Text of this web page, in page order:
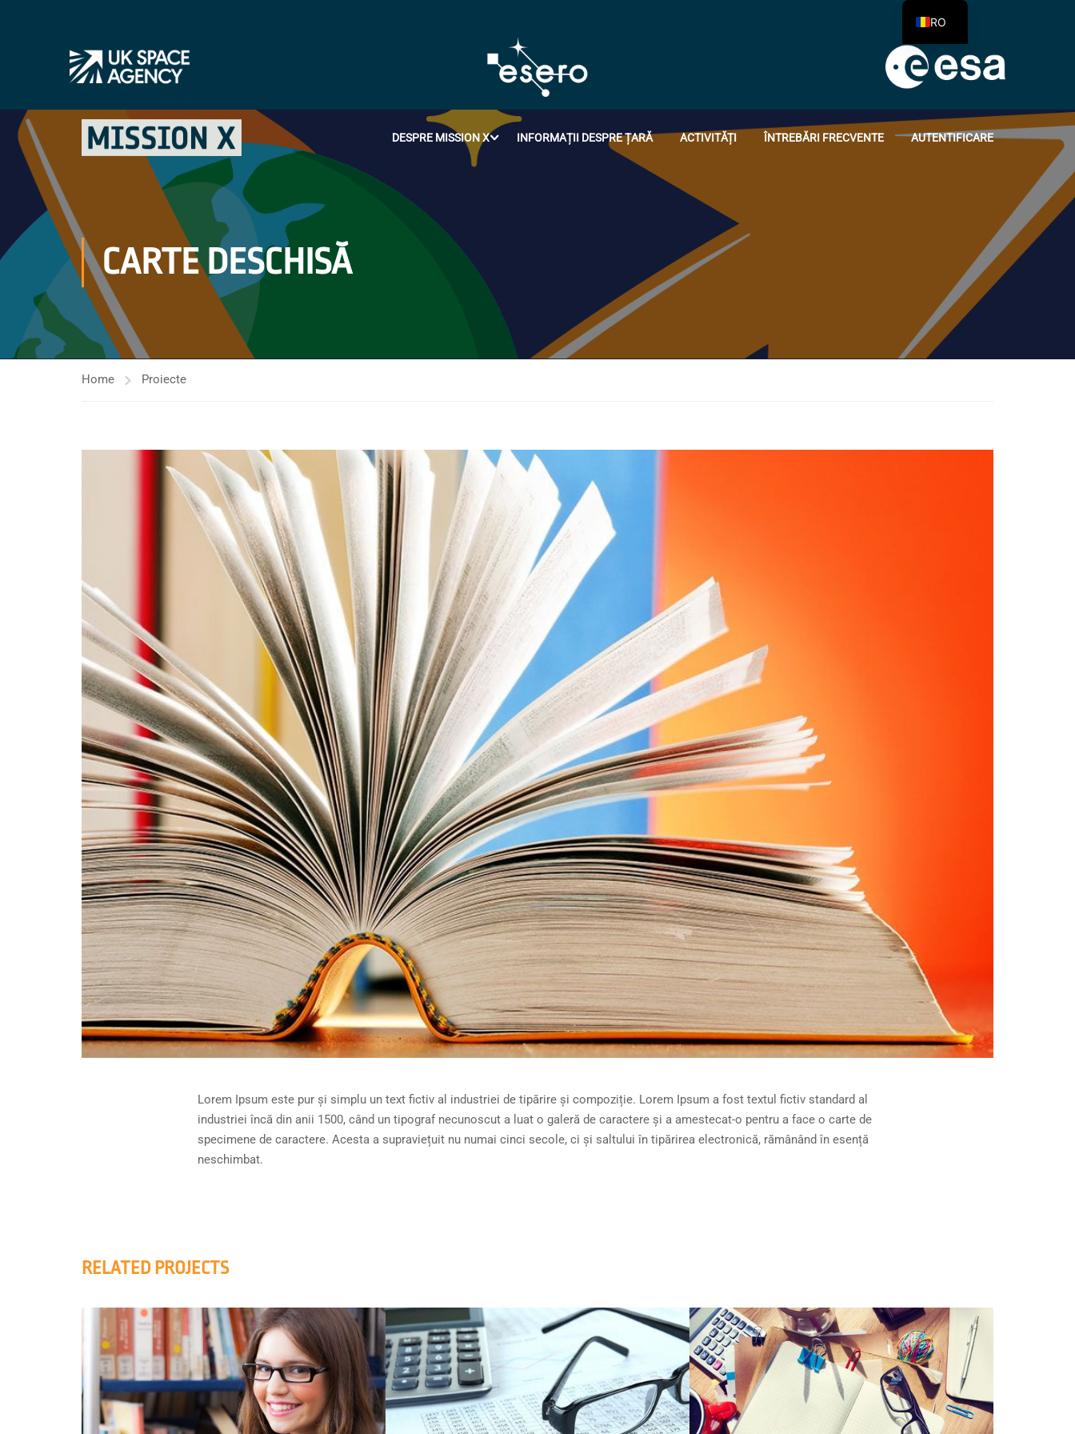
DESPRE MISSION X INFORMAȚII DESPRE ȚARĂ ACTIVITĂȚI ÎNTREBĂRI FRECVENTE AUTENTIFICARE
CARTE DESCHISĂ
Home Proiecte
Lorem Ipsum este pur și simplu un text fictiv al industriei de tipărire și compoziție. Lorem Ipsum a fost textul fictiv standard al
industriei încă din anii 1500, când un tipograf necunoscut a luat o galeră de caractere și a amestecat-o pentru a face o carte de
specimene de caractere. Acesta a supraviețuit nu numai cinci secole, ci și saltului în tipărirea electronică, rămânând în esență
neschimbat.
RELATED PROJECTS
RO